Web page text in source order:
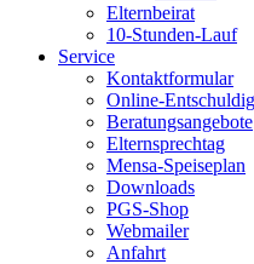
Elternbeirat
10-Stunden-Lauf
Service
Kontaktformular
Online-
Beratungsangebote
Elternsprechtag
Mensa-Speiseplan
Downloads
PGS-Shop
Webmailer
Anfahrt